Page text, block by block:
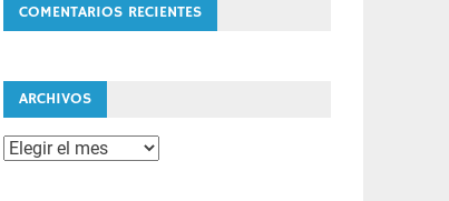
COMENTARIOS RECIENTES
ARCHIVOS
Archivos